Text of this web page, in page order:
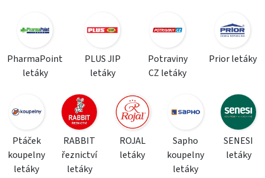
PharmaPoint
letáky
PLUS JIP
letáky
Potraviny
CZ letáky
Prior letáky
Ptáček
koupelny
letáky
RABBIT
řeznictví
letáky
ROJAL
letáky
Sapho
koupelny
letáky
SENESI
letáky